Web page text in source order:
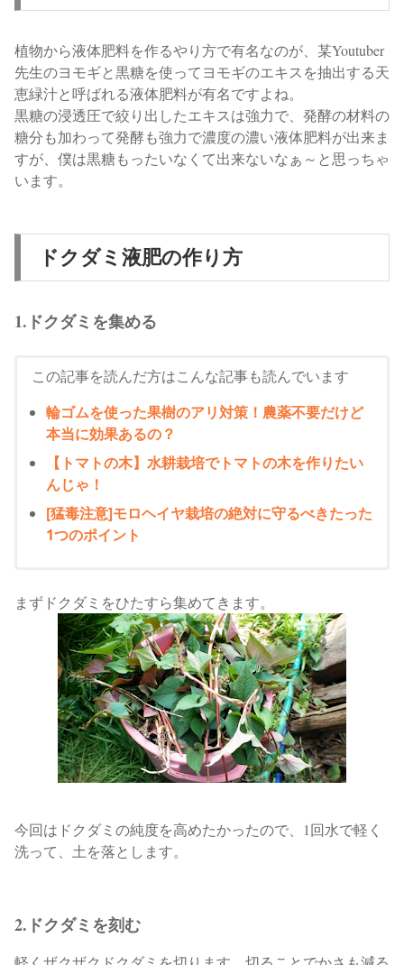
植物から液体肥料を作るやり方で有名なのが、 某Youtuber
先生のヨモギと黒糖を使ってヨモギのエキスを抽出する天
恵緑汁と呼ばれる液体肥料が有名ですよね。
黒糖の浸透圧で絞り出したエキスは強力で、発酵の材料の
糖分も加わって発酵も強力で濃度の濃い液体肥料が出来ま
すが、 僕は黒糖もったいなくて出来ないなぁ～と思っちゃ
います。
ドクダミ液肥の作り方
1.ドクダミを集める
この記事を読んだ方はこんな記事も読んでいます
輪ゴムを使った果樹のアリ対策！農薬不要だけど
本当に効果あるの？
【トマトの木】水耕栽培でトマトの木を作りたい
んじゃ！
[猛毒注意]モロヘイヤ栽培の絶対に守るべきたった
1つのポイント
まずドクダミをひたすら集めてきます。
今回はドクダミの純度を高めたかったので、1回水で軽く
洗って、土を落とします。
2.ドクダミを刻む